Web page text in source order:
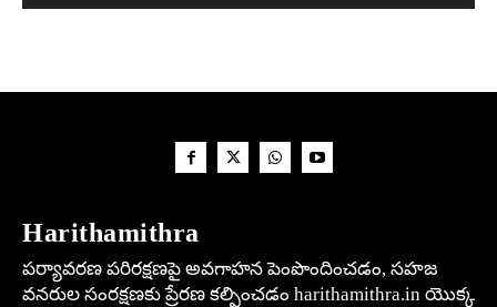
Harithamithra
పర్యావరణ పరిరక్షణపై అవగాహన పెంపొందించడం, సహజ
వనరుల సంరక్షణకు ప్రేరణ కల్పించడం harithamithra.in యొక్క